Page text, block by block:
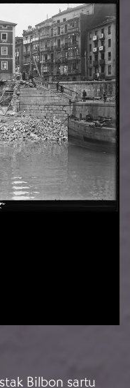
Bilbon sartu